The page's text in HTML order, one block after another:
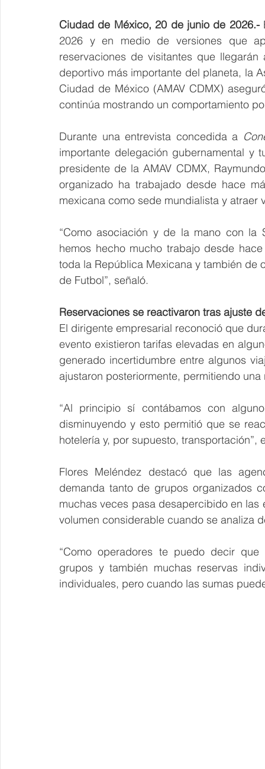
Ciudad de México, 20 de junio de 2026.-
2026 y en medio de versiones que
reservaciones de visitantes que
deportivo más importante del planeta, la
Ciudad de México (AMAV CDMX)
continúa mostrando un comportamiento
Durante una entrevista concedida a
importante delegación gubernamental
presidente de la AMAV CDMX,
organizado ha trabajado desde hace
mexicana como sede mundialista y atraer
“Como asociación y de la mano con la
hemos hecho mucho trabajo desde
toda la República Mexicana y también de
de Futbol”, señaló.
Reservaciones se reactivaron tras ajuste
El dirigente empresarial reconoció que
evento existieron tarifas elevadas en
generado incertidumbre entre algunos
ajustaron posteriormente, permitiendo
“Al principio sí contábamos con
disminuyendo y esto permitió que se
hotelería y, por supuesto, transportación”,
Flores Meléndez destacó que las
demanda tanto de grupos organizados
muchas veces pasa desapercibido en
volumen considerable cuando se analiza
“Como operadores te puedo decir
grupos y también muchas reservas
individuales, pero cuando las sumas